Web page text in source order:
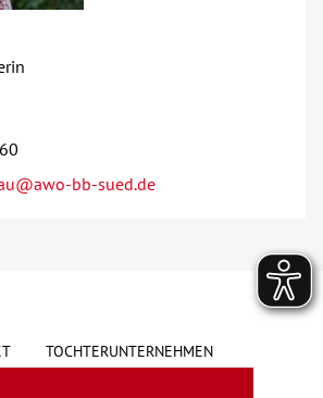
bb-sued.de
TOCHTERUNTERNEHMEN